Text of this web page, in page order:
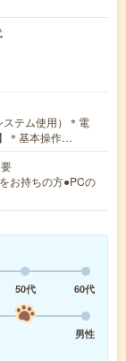
ステム使用）＊電
＊基本操作…
お持ちの方●PCの
50代
60代
男性